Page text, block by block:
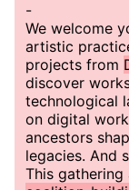
-
We welcome
artistic
projects from
discover
technological
on digital
ancestors
legacies. And
This gathering